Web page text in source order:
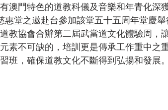
澳門特色的道教科儀及音樂和年青化深
惠堂之邀赴台參加該堂五十五周年堂慶
教協會合辦第二屆武當道文化體驗周，
素不可缺的，培訓更是傳承工作重中之
班，確保道教文化不斷得到弘揚和發展。